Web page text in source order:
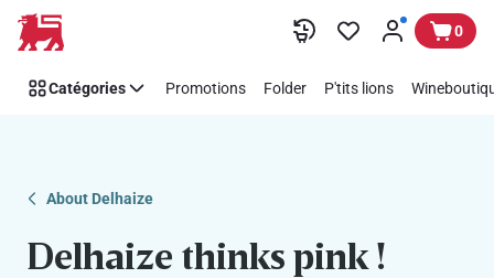
Passer
Soutenez
facilement
Pink
0
Catégories Promotions Folder P'tits lions
About Delhaize
Delhaize thinks pink !